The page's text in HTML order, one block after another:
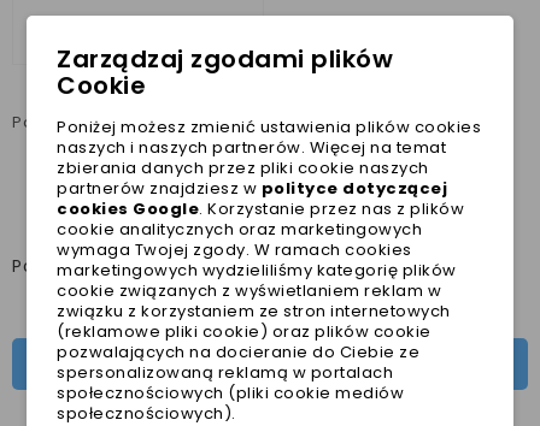
Pasy bezpieczeństwa dla psa do samochodu
99,00 zł
Najniższa cena w ciągu
ostatnich 30 dni : 99,00 zł
Pokazano 1-1 z 1 pozycji
PASY BEZPIECZEŃSTWA
Zarządzaj zgodami plików
Cookie
Poniżej możesz zmienić ustawienia plików cookies
naszych i naszych partnerów. Więcej na temat
zbierania danych przez pliki cookie naszych
partnerów znajdziesz w polityce dotyczącej
cookies Google. Korzystanie przez nas z plików
cookie analitycznych oraz marketingowych
wymaga Twojej zgody. W ramach cookies
marketingowych wydzieliliśmy kategorię plików
cookie związanych z wyświetlaniem reklam w
związku z korzystaniem ze stron internetowych
(reklamowe pliki cookie) oraz plików cookie
pozwalających na docieranie do Ciebie ze
spersonalizowaną reklamą w portalach
społecznościowych (pliki cookie mediów
społecznościowych).